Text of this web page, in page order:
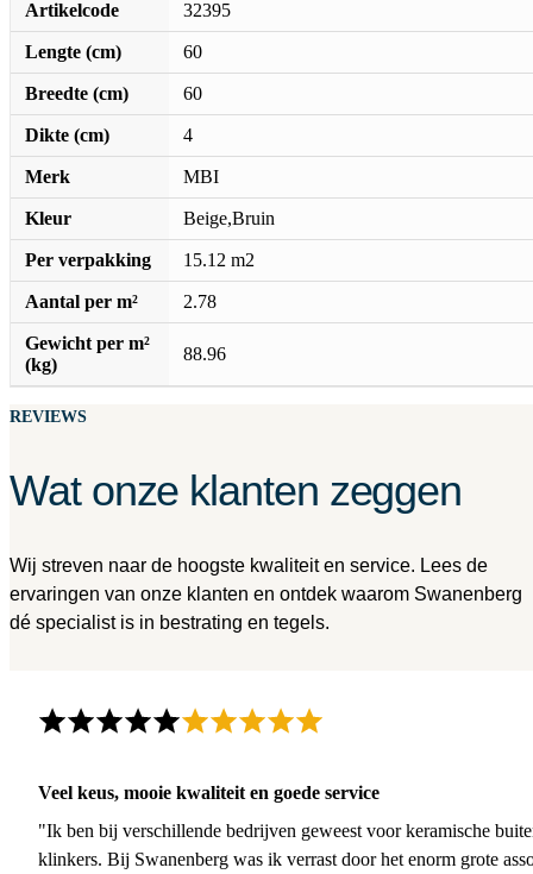
Artikelcode
32395
Lengte (cm) 60
Breedte (cm) 60
Dikte (cm) 4
Merk MBI
Kleur Beige,Bruin
Per verpakking 15.12 m2
Aantal per m² 2.78
Gewicht per m²
(kg)
88.96
REVIEWS
Wat onze klanten zeggen
Wij streven naar de hoogste kwaliteit en service. Lees de
ervaringen van onze klanten en ontdek waarom Swanenberg
dé specialist is in bestrating en tegels.
Veel keus, mooie kwaliteit en goede service
"Ik ben bij verschillende bedrijven geweest voor keramische
klinkers. Bij Swanenberg was ik verrast door het enorm grote